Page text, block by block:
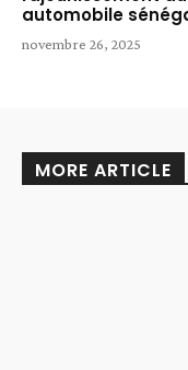
automobile
novembre 26, 2025
MORE ARTICLE